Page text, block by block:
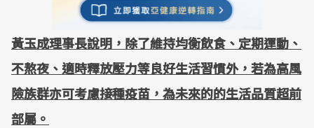
黃玉成理事長說明，除了維持均衡飲食、定期運動、
不熬夜、適時釋放壓力等良好生活習慣外，若為高風
險族群亦可考慮接種疫苗，為未來的的生活品質超前
部屬。